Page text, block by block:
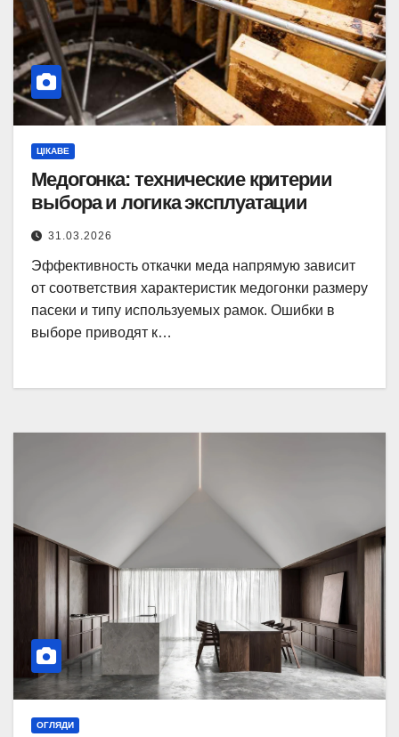
ЦІКАВЕ
Медогонка: технические критерии
выбора и логика эксплуатации
31.03.2026
Эффективность откачки меда напрямую зависит
от соответствия характеристик медогонки размеру
пасеки и типу используемых рамок. Ошибки в
выборе приводят к…
ОГЛЯДИ